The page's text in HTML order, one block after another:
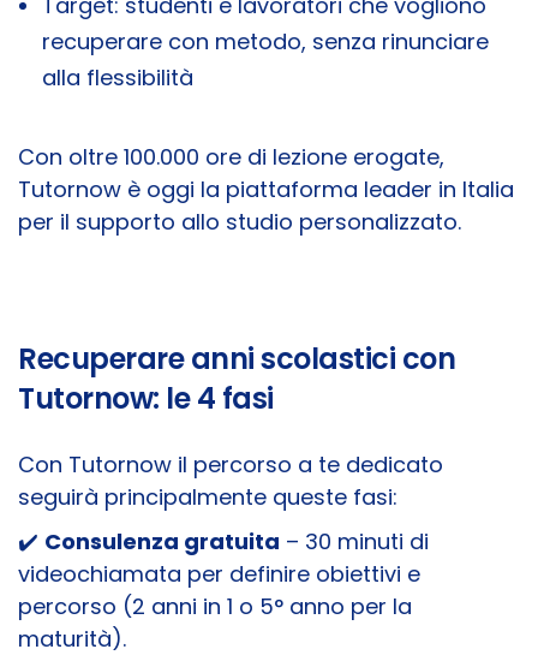
recuperare con metodo, senza rinunciare
alla flessibilità
Con oltre 100.000 ore di lezione erogate,
Tutornow è oggi la piattaforma leader in Italia
per il supporto allo studio personalizzato.
Recuperare anni scolastici con
Tutornow: le 4 fasi
Con Tutornow il percorso a te dedicato
seguirà principalmente queste fasi:
✔️ Consulenza gratuita – 30 minuti di
videochiamata per definire obiettivi e
percorso (2 anni in 1 o 5° anno per la
maturità).